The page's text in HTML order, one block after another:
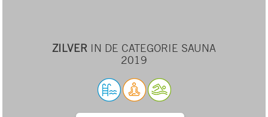
ZILVER IN DE CATEGORIE SAUNA
2019